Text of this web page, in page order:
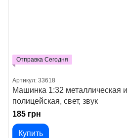
Отправка Сегодня
Артикул: 33618
Машинка 1:32 металлическая
полицейская, свет, звук
185 грн
Купить